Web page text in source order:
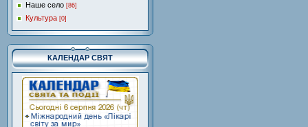
Наше село [86]
Культура [0]
КАЛЕНДАР СВЯТ